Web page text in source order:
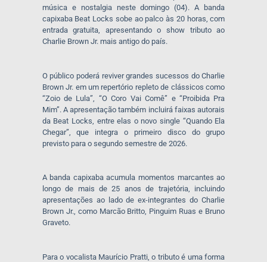
música e nostalgia neste domingo (04). A banda
capixaba Beat Locks sobe ao palco às 20 horas, com
entrada gratuita, apresentando o show tributo ao
Charlie Brown Jr. mais antigo do país.
O público poderá reviver grandes sucessos do Charlie
Brown Jr. em um repertório repleto de clássicos como
“Zoio de Lula”, “O Coro Vai Comê” e “Proibida Pra
Mim”. A apresentação também incluirá faixas autorais
da Beat Locks, entre elas o novo single “Quando Ela
Chegar”, que integra o primeiro disco do grupo
previsto para o segundo semestre de 2026.
A banda capixaba acumula momentos marcantes ao
longo de mais de 25 anos de trajetória, incluindo
apresentações ao lado de ex-integrantes do Charlie
Brown Jr., como Marcão Britto, Pinguim Ruas e Bruno
Graveto.
Para o vocalista Maurício Pratti, o tributo é uma forma